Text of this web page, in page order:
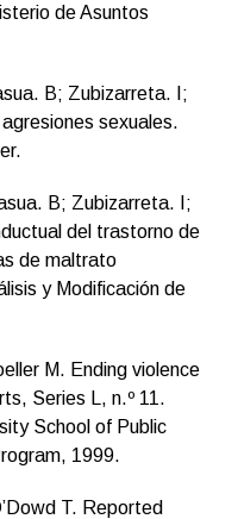
de Asuntos
B; Zubizarreta. I;
sexuales.
B; Zubizarreta. I;
del trastorno de
de maltrato
y Modificación de
M. Ending violence
Series L, n.º 11.
School of Public
1999.
T. Reported